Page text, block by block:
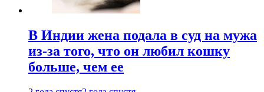
В Индии жена подала в суд на мужа
из-за того, что он любил кошку
больше, чем ее